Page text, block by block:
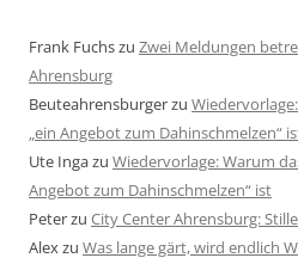
Frank Fuchszu Zwei Meldungen
Ahrensburg
Beuteahrensburgerzu
„ein Angebot zum Dahinschmelzen“
Ute Ingazu Wiedervorlage: Warum
Angebot zum Dahinschmelzen“ ist
Peterzu City Center Ahrensburg:
Alexzu Was lange gärt, wird endlich